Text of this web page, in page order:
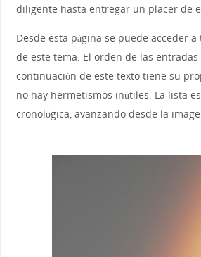
diligente hasta entregar un placer de
Desde esta página se puede acceder
de este tema. El orden de las entradas
continuación de este texto tiene su
no hay hermetismos inútiles. La lista
cronológica, avanzando desde la